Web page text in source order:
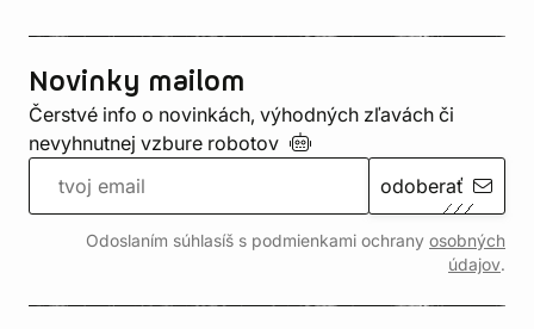
Novinky mailom
Čerstvé info o novinkách, výhodných zľavách či
nevyhnutnej vzbure robotov
odoberať
Odoslaním súhlasíš s podmienkami ochrany osobných
údajov.